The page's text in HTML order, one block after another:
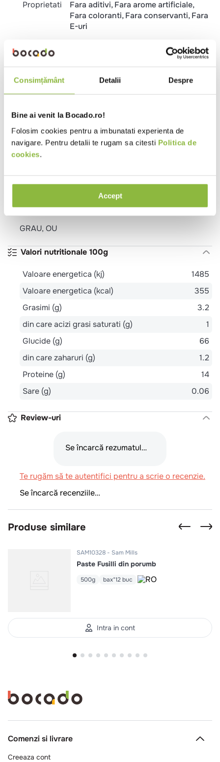
Consimțământ Detalii Despre
Bine ai venit la Bocado.ro!
Folosim cookies pentru a imbunatati experienta de
navigare. Pentru detalii te rugam sa citesti Politica de
cookies.
Accept
Proprietati
Fara aditivi Fara arome artificiale
Fara coloranti Fara conservanti Fara
E-uri
Metode de preparare
7 minute:
Adaugati pastele in apa clocotita cu sare (de 6 pana
Pastele au cel mai bun gust atunci cand sunt inca „al
dente”.
Ingrediente
pudra de spanac (1%).
Alergeni
GRAU, OU
Valori nutritionale 100g
Valoare energetica (kj)
1485
Valoare energetica (kcal)
355
Grasimi (g)
3.2
din care acizi grasi saturati (g)
1
Glucide (g)
66
din care zaharuri (g)
1.2
Proteine (g)
14
Sare (g)
0.06
Review-uri
Se încarcă rezumatul…
Te rugăm să te autentifici pentru a scrie o recenzie.
Se încarcă recenziile…
Produse similare
SAM10328 Sam Mills
Paste Fusilli din porumb
500g bax*12 buc
Intra in cont
Comenzi si livrare
Creeaza cont